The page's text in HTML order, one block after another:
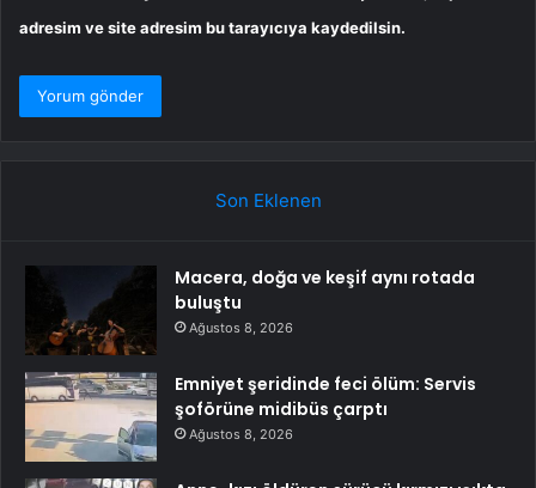
adresim ve site adresim bu tarayıcıya kaydedilsin.
Son Eklenen
Macera, doğa ve keşif aynı rotada
buluştu
Ağustos 8, 2026
Emniyet şeridinde feci ölüm: Servis
şoförüne midibüs çarptı
Ağustos 8, 2026